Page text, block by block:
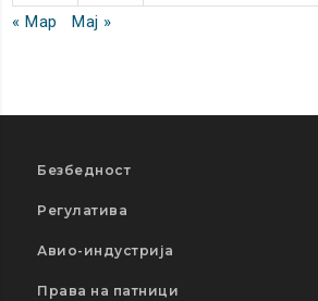
« Мар
Мај »
Безбедност
Регулатива
Авио-индустрија
Права на патници